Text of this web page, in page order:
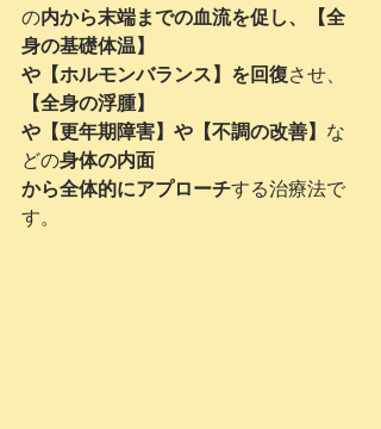
の内から末端までの血流を促し、【全
身の基礎体温】
や【ホルモンバランス】を回復させ、
【全身の浮腫】
や【更年期障害】や【不調の改善】 な
どの身体の内面
から全体的にアプローチする治療法で
す。